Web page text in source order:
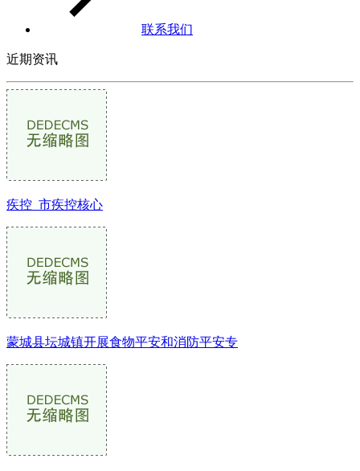
联系我们
近期资讯
疾控_市疾控核心
蒙城县坛城镇开展食物平安和消防平安专